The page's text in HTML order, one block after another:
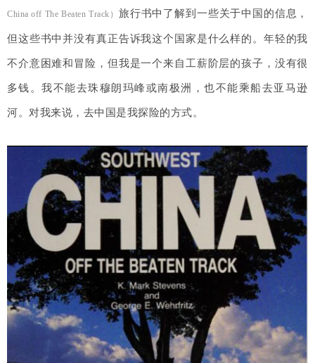
China off The Beaten Track） 旅行书中了解到一些关于中国的信息，
但这些书中并没有真正告诉我这个国家是什么样的。年轻的我
不介意困难和冒险，但我是一个来自工薪阶层的孩子，没有很
多钱。我不能去珠穆朗玛峰或南极洲，也不能乘船去亚马逊
河。对我来说，去中国是我探险的方式。